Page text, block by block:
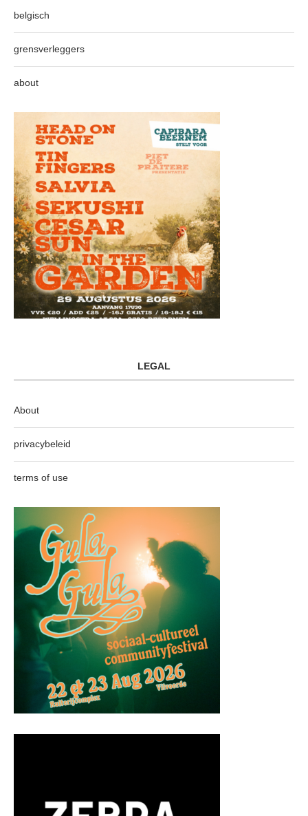
belgisch
grensverleggers
about
LEGAL
About
privacybeleid
terms of use